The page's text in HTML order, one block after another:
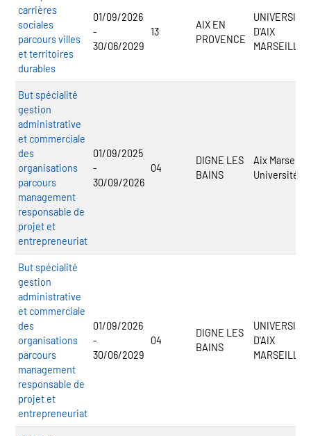
carrières
sociales
parcours villes
et territoires
durables
01/09/2026
-
30/06/2029
13
AIX EN
PROVENCE
UNIVERSITE
D'AIX
MARSEILLE
But spécialité
gestion
administrative
et commerciale
des
organisations
parcours
management
responsable de
projet et
entrepreneuriat
01/09/2025
-
30/09/2026
04
DIGNE LES
BAINS
Aix Marseille
Université
But spécialité
gestion
administrative
et commerciale
des
organisations
parcours
management
responsable de
projet et
entrepreneuriat
01/09/2026
-
30/06/2029
04
DIGNE LES
BAINS
UNIVERSITE
D'AIX
MARSEILLE